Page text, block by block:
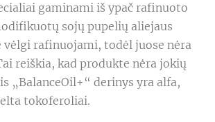
gaminami iš ypač rafinuoto
sojų pupelių aliejaus
rafinuojami, todėl juose nėra
reiškia, kad produkte nėra jokių
„BalanceOil+“ derinys yra alfa,
tokoferoliai.